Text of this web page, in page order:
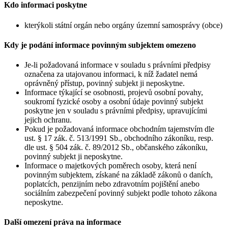
Kdo informaci poskytne
kterýkoli státní orgán nebo orgány územní samosprávy (obce)
Kdy je podání informace povinným subjektem omezeno
Je-li požadovaná informace v souladu s právními předpisy
označena za utajovanou informaci, k níž žadatel nemá
oprávněný přístup, povinný subjekt ji neposkytne.
Informace týkající se osobnosti, projevů osobní povahy,
soukromí fyzické osoby a osobní údaje povinný subjekt
poskytne jen v souladu s právními předpisy, upravujícími
jejich ochranu.
Pokud je požadovaná informace obchodním tajemstvím dle
ust. § 17 zák. č. 513/1991 Sb., obchodního zákoníku, resp.
dle ust. § 504 zák. č. 89/2012 Sb., občanského zákoníku,
povinný subjekt ji neposkytne.
Informace o majetkových poměrech osoby, která není
povinným subjektem, získané na základě zákonů o daních,
poplatcích, penzijním nebo zdravotním pojištění anebo
sociálním zabezpečení povinný subjekt podle tohoto zákona
neposkytne.
Další omezení práva na informace